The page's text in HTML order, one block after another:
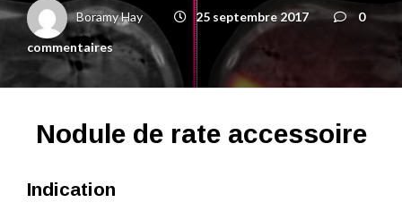
Boramy Hay 25 septembre 2017
0
commentaires
Nodule de rate accessoire
Indication